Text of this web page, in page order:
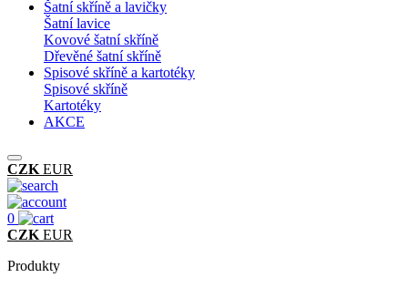
Šatní skříně a lavičky
Šatní lavice
Kovové šatní skříně
Dřevěné šatní skříně
Spisové skříně a kartotéky
Spisové skříně
Kartotéky
AKCE
CZK EUR
0
CZK EUR
Produkty